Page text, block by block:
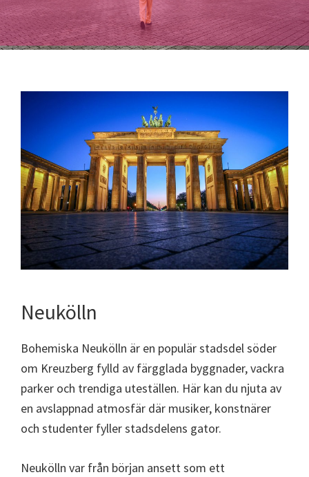
Neukölln
Bohemiska Neukölln är en populär stadsdel söder
om Kreuzberg fylld av färgglada byggnader, vackra
parker och trendiga uteställen. Här kan du njuta av
en avslappnad atmosfär där musiker, konstnärer
och studenter fyller stadsdelens gator.
Neukölln var från början ansett som ett